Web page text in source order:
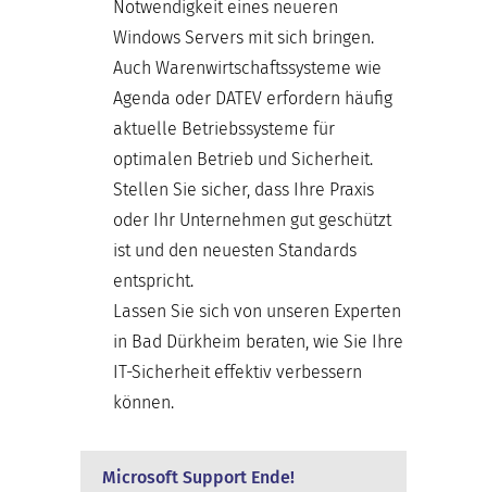
Notwendigkeit eines neueren
Windows Servers mit sich bringen.
Auch Warenwirtschaftssysteme wie
Agenda oder DATEV erfordern häufig
aktuelle Betriebssysteme für
optimalen Betrieb und Sicherheit.
Stellen Sie sicher, dass Ihre Praxis
oder Ihr Unternehmen gut geschützt
ist und den neuesten Standards
entspricht.
Lassen Sie sich von unseren Experten
in Bad Dürkheim beraten, wie Sie Ihre
IT-Sicherheit effektiv verbessern
können.
Microsoft Support Ende!